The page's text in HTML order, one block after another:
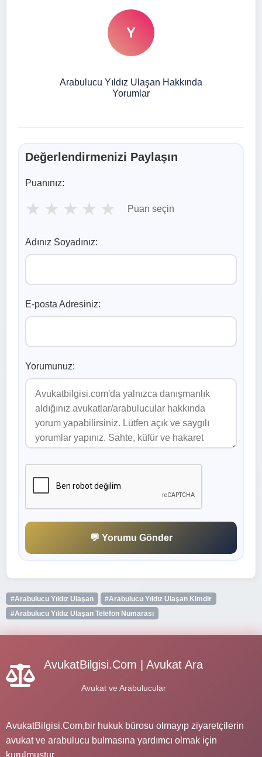
Y
Arabulucu Yıldız Ulaşan Hakkında
Yorumlar
Değerlendirmenizi Paylaşın
Puanınız:
★ ★ ★ ★ ★ Puan seçin
Adınız Soyadınız:
E-posta Adresiniz:
Yorumunuz:
💬 Yorumu Gönder
#Arabulucu Yıldız Ulaşan
#Arabulucu Yıldız Ulaşan Kimdir
#Arabulucu Yıldız Ulaşan Telefon Numarası
AvukatBilgisi.Com | Avukat Ara
Avukat ve Arabulucular
AvukatBilgisi.Com,bir hukuk bürosu olmayıp ziyaretçilerin
avukat ve arabulucu bulmasına yardımcı olmak için
kurulmuştur.